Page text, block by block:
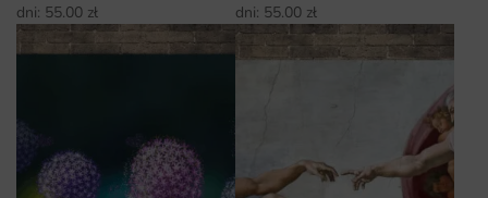
dni: 55.00 zł
dni: 55.00 zł